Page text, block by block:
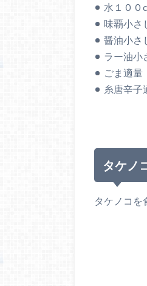
水１００
味覇小さ
醤油小さ
ラー油小
ごま適量
糸唐辛子
タケノ
タケノコを